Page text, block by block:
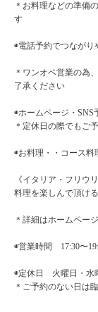
＊お料理などの準備
す
◉電話予約でつながり
14〜
＊ワンオペ営業の為
了承ください
◉ホームページ・
＊定休日の際でもご
◉お料理・・コース料
《イタリア・フリウ
料理を楽しんで頂け
＊詳細はホームペー
◉営業時間 17:30〜
◉定休日 火曜日・水
＊ご予約のない日は